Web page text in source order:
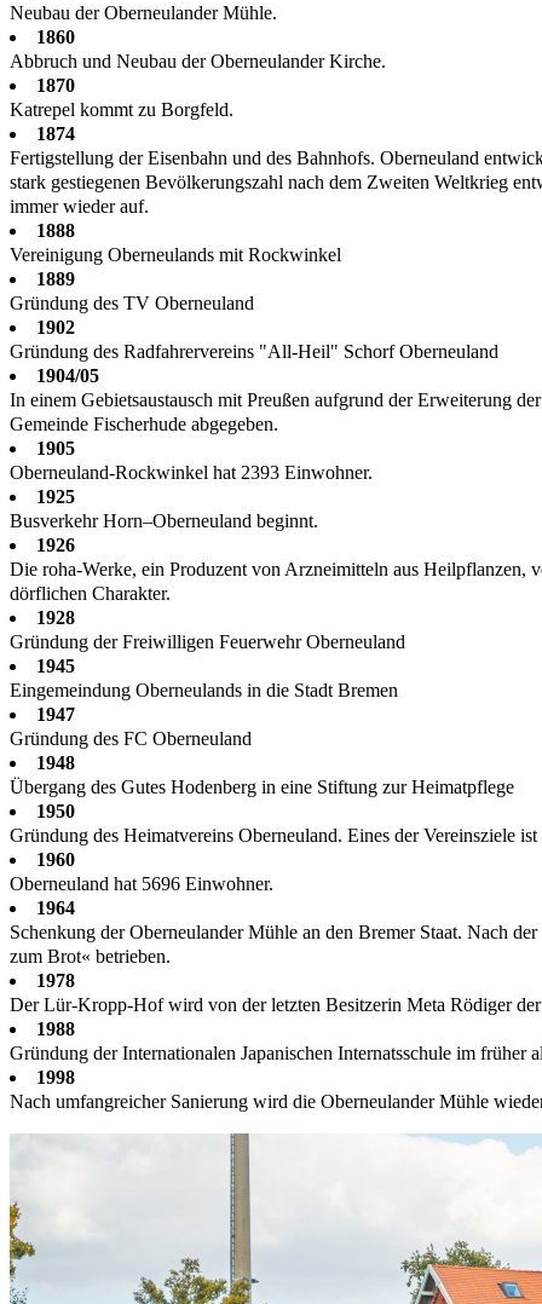
Neubau der Oberneulander Mühle.
1860
Abbruch und Neubau der Oberneulander Kirche.
1870
Katrepel kommt zu Borgfeld.
1874
Fertigstellung der Eisenbahn und des Bahnhofs. Ober­neuland
stark gestiegenen Bevölkerungszahl nach dem Zweiten Weltkrieg
immer wieder auf.
1888
Vereinigung Oberneulands mit Rockwinkel
1889
Gründung des TV Oberneuland
1902
Gründung des Radfahrervereins "All-Heil" Schorf Oberneuland
1904/05
In einem Gebietsaustausch mit Preußen aufgrund der Erweiterung
Gemeinde Fischerhude abgegeben.
1905
Oberneuland-Rockwinkel hat 2393 Einwohner.
1925
Busverkehr Horn–Oberneuland beginnt.
1926
Die roha-Werke, ein Produzent von Arzneimitteln aus Heilpflanzen,
dörflichen Charakter.
1928
Gründung der Freiwilligen Feuerwehr Oberneuland
1945
Eingemeindung Oberneulands in die Stadt Bremen
1947
Gründung des FC Oberneuland
1948
Übergang des Gutes Hodenberg in eine Stiftung zur Heimatpflege
1950
Gründung des Heimatvereins Oberneuland. Eines der Vereinsziele
1960
Oberneuland hat 5696 Einwohner.
1964
Schenkung der Oberneulander Mühle an den Bremer Staat. Nach
zum Brot« betrieben.
1978
Der Lür-Kropp-Hof wird von der letzten Besitzerin Meta Rödiger
1988
Gründung der Internationalen Japanischen Internatsschule im
1998
Nach umfangreicher Sanierung wird die Oberneulander Mühle